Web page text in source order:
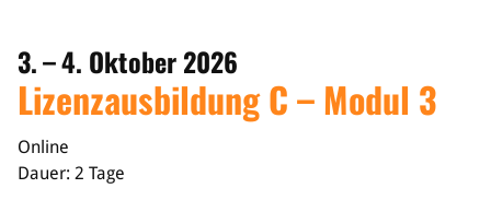
3. – 4. Oktober 2026
Lizenzausbildung C – Modul 3
Online
Dauer: 2 Tage